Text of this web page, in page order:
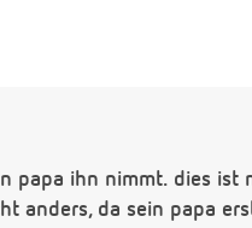
papa ihn nimmt. dies ist
anders, da sein papa